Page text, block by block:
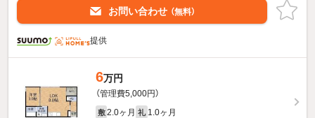
お問い合わせ （無料）
提供
6万円
（管理費5,000円）
敷 2.0ヶ月 礼 1.0ヶ月